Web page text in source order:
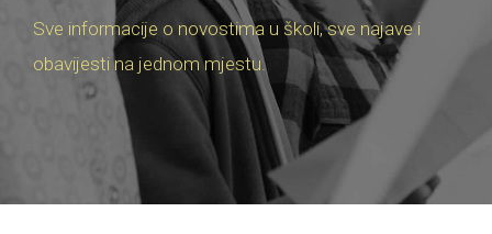
Sve informacije o novostima u školi, sve najave i
obavijesti na jednom mjestu.